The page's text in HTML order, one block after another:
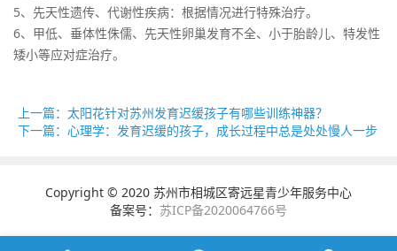
5、先天性遗传、代谢性疾病：根据情况进行特殊治疗。
6、甲低、垂体性侏儒、先天性卵巢发育不全、小于胎龄儿、特发性
矮小等应对症治疗。
上一篇：太阳花针对苏州发育迟缓孩子有哪些训练神器？
下一篇：心理学：发育迟缓的孩子，成长过程中总是处处慢人一步
Copyright © 2020 苏州市相城区寄远星青少年服务中心
备案号： 苏ICP备2020064766号